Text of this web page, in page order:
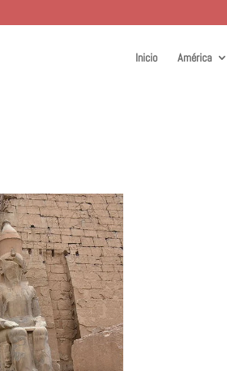
Inicio América